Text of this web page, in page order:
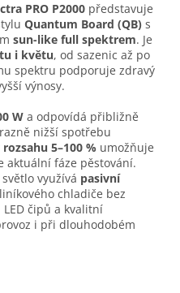
PRO P2000 představuje
Quantum Board (QB) s
sun-like full spektrem. Je
i květu, od sazenic až po
spektru podporuje zdravý
výnosy.
W a odpovídá přibližně
nižší spotřebu
5–100 % umožňuje
aktuální fáze pěstování.
využívá pasivní
chladiče bez
čipů a kvalitní
i při dlouhodobém